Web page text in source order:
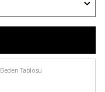
Beden Tablosu